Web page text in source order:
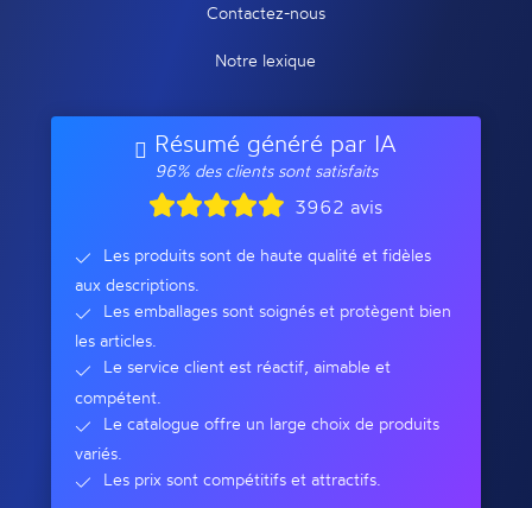
Contactez-nous
Notre lexique
Résumé généré par IA
96% des clients sont satisfaits
3962 avis
Les produits sont de haute qualité et fidèles
aux descriptions.
Les emballages sont soignés et protègent bien
les articles.
Le service client est réactif, aimable et
compétent.
Le catalogue offre un large choix de produits
variés.
Les prix sont compétitifs et attractifs.